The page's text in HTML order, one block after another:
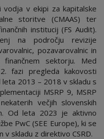
v ekipi za kapitalske
storitve (CMAAS) ter
institucij (FS Audit).
na področju revizije
pozavarovalnic in
sektorju. Med
fazi pregleda kakovosti
2013 – 2018 v skladu s
MSRP 9, MSRP
večjih slovenskih
Od leta 2023 je aktivno
PwC (SEE Europe), ki se
skladu z direktivo CSRD.